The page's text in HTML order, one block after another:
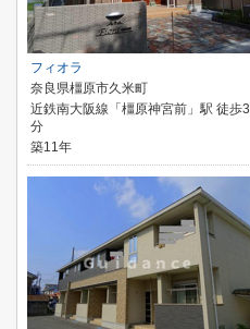
フィオラ
奈良県橿原市久米町
近鉄南大阪線「橿原神宮前」駅 徒歩3
分
築11年